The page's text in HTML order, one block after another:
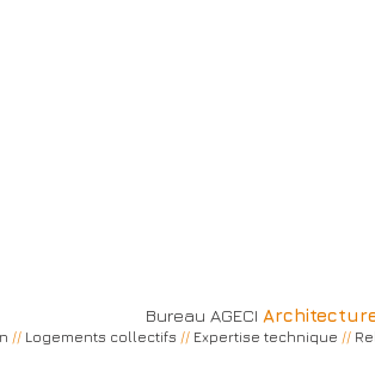
Bureau AGECI
// Logements collectifs // Expertise technique //